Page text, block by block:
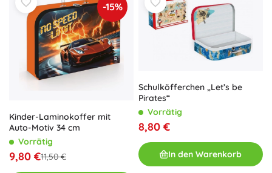
-15%
Kinder-Laminokoffer mit
Auto-Motiv 34 cm
Vorrätig
9,80 €11,50 €
Schulköfferchen „Let’s be
Pirates“
Vorrätig
8,80 €
In den Warenkorb